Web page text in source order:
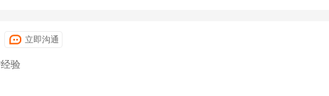
立即沟通
验